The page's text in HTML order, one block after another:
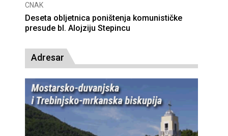
CNAK
Deseta obljetnica poništenja komunističke
presude bl. Alojziju Stepincu
Adresar